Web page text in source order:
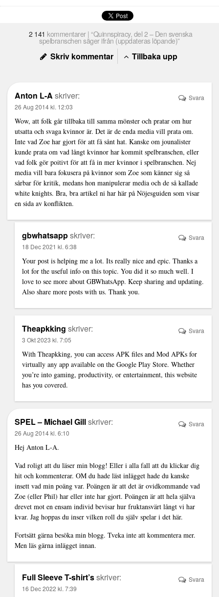
2 141 kommentarer | “Quinnspiracy, del 2 – Den svenska
spelbranschen säger ifrån (uppdateras löpande)”
Skriv kommentar Tillbaka upp
Anton L-A skriver:
26 Aug 2014 kl. 12:03
Wow, att folk går tillbaka till samma mönster och pratar om hur
utsatta och svaga kvinnor är. Det är de enda media vill prata om.
Inte vad Zoe har gjort för att få sånt hat. Kanske om jounalister
kunde prata om vad långt kvinnor har kommit spelbranschen, eller
vad folk gör poitivt för att få in mer kvinnor i spelbranschen. Nej
media vill bara fokusera på kvinnor som Zoe som känner sig så
sårbar för kritik, medans hon manipulerar media och de så kallade
white knights. Bra, bra artikel ni har här på Nöjesguiden som visar
en sida av konflikten.
Svara
gbwhatsappskriver:
18 Dec 2021 kl. 6:38
Your post is helping me a lot. Its really nice and epic. Thanks a
lot for the useful info on this topic. You did it so much well. I
love to see more about GBWhatsApp. Keep sharing and updating.
Also share more posts with us. Thank you.
Svara
Theapkking skriver:
3 Okt 2023 kl. 7:05
With Theapkking, you can access APK files and Mod APKs for
virtually any app available on the Google Play Store. Whether
you’re into gaming, productivity, or entertainment, this website
has you covered.
Svara
SPEL – Michael Gillskriver:
26 Aug 2014 kl. 6:10
Hej Anton L-A.
Vad roligt att du läser min blogg! Eller i alla fall att du klickar dig
hit och kommenterar. OM du hade läst inlägget hade du kanske
insett vad min poäng var. Poängen är att det är ovidkommande vad
Zoe (eller Phil) har eller inte har gjort. Poängen är att hela själva
drevet mot en ensam individ bevisar hur fruktansvärt långt vi har
kvar. Jag hoppas du inser vilken roll du själv spelar i det här.
Fortsätt gärna besöka min blogg. Tveka inte att kommentera mer.
Men läs gärna inlägget innan.
Svara
Full Sleeve T-shirt’sskriver:
16 Dec 2022 kl. 7:39
Svara